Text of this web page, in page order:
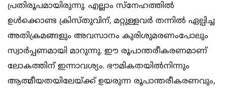
പ്രതിരൂപമായിരുന്നു. എല്ലാം സ്നേഹത്തില്‍
ഉള്‍ക്കൊണ്ട ക്രിസ്തുവിന്, മറ്റുള്ളവര്‍ തന്നില്‍ ഏല്പിച്ച
അതിക്രമങ്ങളും അവസാനം കുരിശുമരണംപോലും
സ്വാര്‍പ്പണമായി മാറുന്നു. ഈ രൂപാന്തരീകരണമാണ്
ലോകത്തിന് ഇന്നാവശ്യം. ഭൗമികതയില്‍നിന്നും
ആത്മീയതയിലേയ്ക്ക് ഉയരുന്ന രൂപാന്തരീകരണവും,